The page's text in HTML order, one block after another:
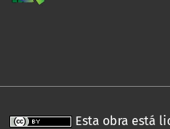
Esta obra está